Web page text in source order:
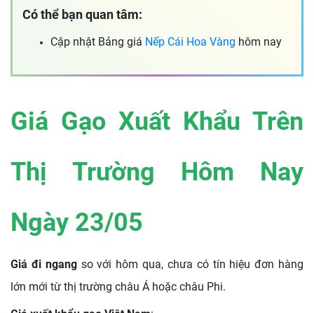
Có thể bạn quan tâm:
Cập nhật Bảng giá Nếp Cái Hoa Vàng hôm nay
Giá Gạo Xuất Khẩu Trên
Thị Trường Hôm Nay
Ngày 23/05
Giá đi ngangso với hôm qua, chưa có tín hiệu đơn hàng
lớn mới từ thị trường châu Á hoặc châu Phi.